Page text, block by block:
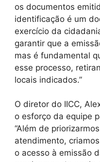
os documentos
identificação é um
exercício da
garantir que a
mas é fundamental
esse processo,
locais indicados.”
O diretor do IICC,
o esforço da equipe
“Além de
atendimento,
o acesso à emissão